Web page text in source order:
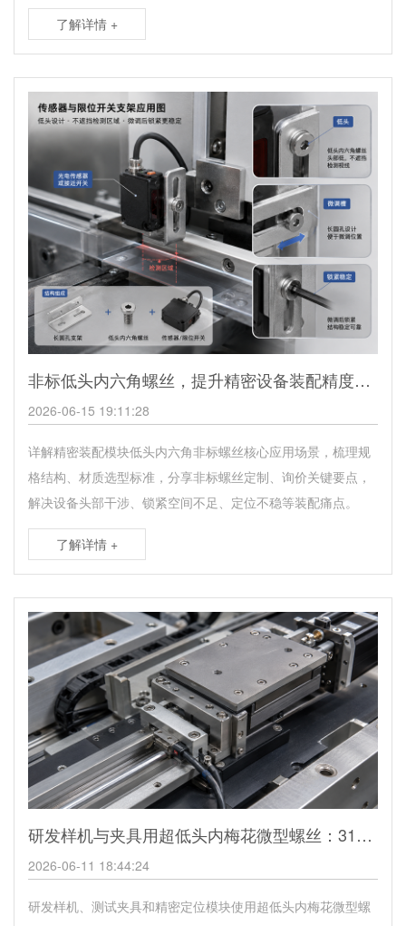
了解详情 +
非标低头内六角螺丝，提升精密设备装配精度与稳定性
2026-06-15 19:11:28
详解精密装配模块低头内六角非标螺丝核心应用场景，梳理规
格结构、材质选型标准，分享非标螺丝定制、询价关键要点，
解决设备头部干涉、锁紧空间不足、定位不稳等装配痛点。
了解详情 +
研发样机与夹具用超低头内梅花微型螺丝：316L不锈钢还是TA2钛本色？
2026-06-11 18:44:24
研发样机、测试夹具和精密定位模块使用超低头内梅花微型螺